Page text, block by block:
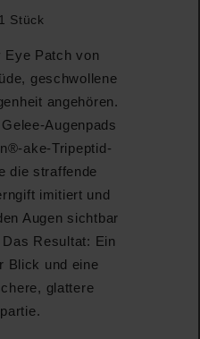
1 Stück
Eye Patch von
geschwollene
angehören.
Augenpads
ake-Tripeptid-
die straffende
imitiert und
Augen sichtbar
Resultat: Ein
Blick und eine
glattere